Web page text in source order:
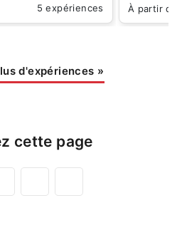
5 expériences À partir
d'expériences »
cette page